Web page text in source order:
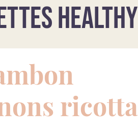
healthy
ricotta